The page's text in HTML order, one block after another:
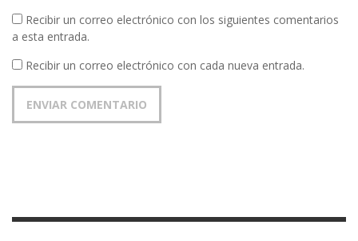
Recibir un correo electrónico con los siguientes comentarios
a esta entrada.
Recibir un correo electrónico con cada nueva entrada.